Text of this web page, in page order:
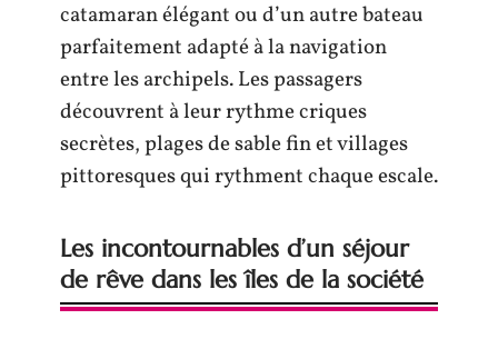
catamaran élégant ou d’un autre bateau
parfaitement adapté à la navigation
entre les archipels. Les passagers
découvrent à leur rythme criques
secrètes, plages de sable fin et villages
pittoresques qui rythment chaque escale.
Les incontournables d’un séjour
de rêve dans les îles de la société